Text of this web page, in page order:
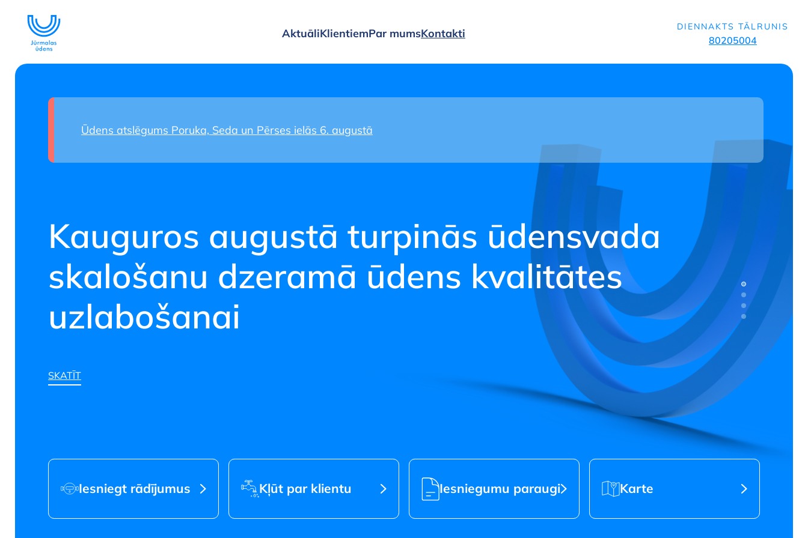
AktuāliKlientiemPar mumsKontakti DIENNAKTS TĀLRUNIS
80205004
Ūdens atslēgums Poruka, Seda un Pērses ielās 6. augustā
Lāzera tehnoloģijas notekūdeņu
attīrīšanā
Kauguros augustā turpinās ūdensvada
skalošanu dzeramā ūdens kvalitātes
uzlabošanai
SKATĪT
Jūrmalas ūdens jaunā statusā
SKATĪT
Iesniegt rādījumus Kļūt par klientu Iesniegumu paraugi Karte